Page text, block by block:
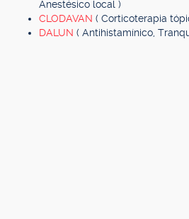
Anestésico local )
CLODAVAN ( Corticoterapia
DALUN ( Antihistamínico,